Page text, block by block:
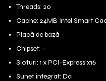
Threads: 20
Cache: 24MB Intel Smart
Placă de bază
Chipset: –
Sloturi: 1 x PCI-Express x16
Sunet integrat: Da